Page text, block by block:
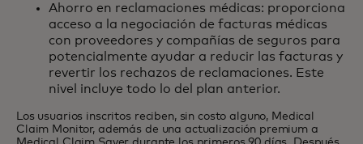
Ahorro en reclamaciones médicas: proporciona
acceso a la negociación de facturas médicas
con proveedores y compañías de seguros para
potencialmente ayudar a reducir las facturas y
revertir los rechazos de reclamaciones. Este
nivel incluye todo lo del plan anterior.
Los usuarios inscritos reciben, sin costo alguno, Medical
Claim Monitor, además de una actualización premium a